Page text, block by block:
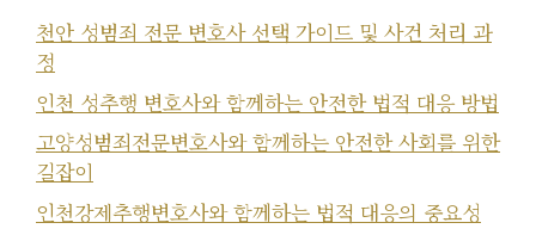
천안 성범죄 전문 변호사 선택 가이드 및 사건 처리 과
정
인천 성추행 변호사와 함께하는 안전한 법적 대응 방법
고양성범죄전문변호사와 함께하는 안전한 사회를 위한
길잡이
인천강제추행변호사와 함께하는 법적 대응의 중요성